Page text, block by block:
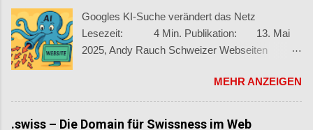
Cyberbedrohungen nehmen weiter zu Im
zweiten Halbjahr 2024 registrierte das BACS
28’165 Meldungen – leicht weniger als im ersten
Jahresvergleich ein Anstieg um fast 14’000
Meldungen . Betrug, Phishing und Spam
dominieren weiterhin. 90 % der Hinweise
Googles KI-Suche verändert das Netz
Lesezeit: 4 Min. Publikation: 13. Mai
2025, Andy Rauch Schweizer Webseiten
Informationen im Web finden, befindet sich im
Wandel. Und dieser Wandel betrifft nicht nur
globale Plattformen – sondern auch Schweizer
MEHR ANZEIGEN
.swiss – Die Domain für Swissness im Web